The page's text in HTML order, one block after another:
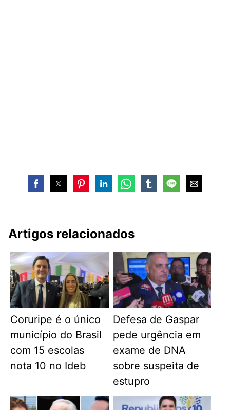
Artigos relacionados
Coruripe é o único
município do Brasil
com 15 escolas
nota 10 no Ideb
Defesa de Gaspar
pede urgência em
exame de DNA
sobre suspeita de
estupro